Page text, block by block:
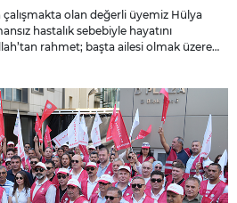
olan değerli üyemiz Hülya
hastalık sebebiyle hayatını
rahmet; başta ailesi olmak üzere